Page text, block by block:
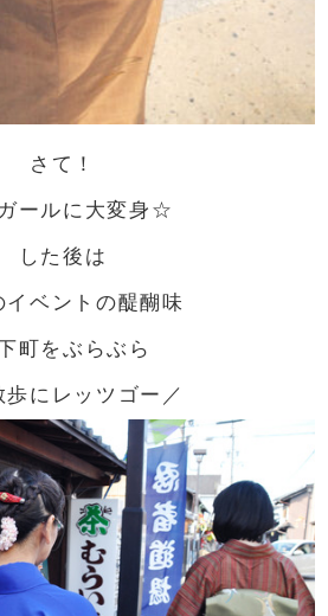
さて！
ールに大変身☆
した後は
イベントの醍醐味
町をぶらぶら
歩にレッツゴー／